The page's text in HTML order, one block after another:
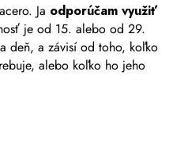
Ja odporúčam využiť
je od 15. alebo od 29.
deň, a závisí od toho, koľko
alebo koľko ho jeho